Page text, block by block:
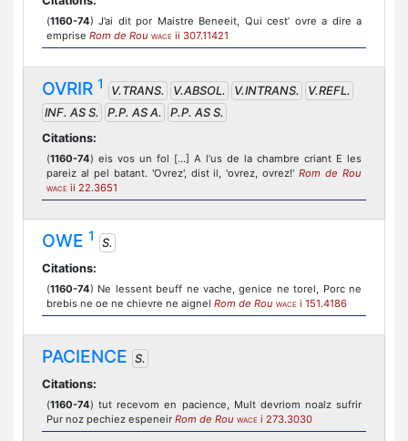
(1160-74) J’ai dit por Maistre Beneeit, Qui cest’ ovre a dire a
emprise Rom de Rou WACE ii 307.11421
OVRIR 1 V.TRANS. V.ABSOL. V.INTRANS.
V.REFL.
INF. AS S.
P.P. AS A.
P.P. AS S.
Citations:
(1160-74) eis vos un fol [...] A l’us de la chambre criant E les
pareiz al pel batant. 'Ovrez', dist il, 'ovrez, ovrez!'Rom de Rou
WACE ii 22.3651
OWE 1
S.
Citations:
(1160-74) Ne lessent beuff ne vache, genice ne torel, Porc ne
brebis ne oe ne chievre ne aignel Rom de Rou WACE i 151.4186
PACIENCE S.
Citations:
(1160-74) tut recevom en pacience, Mult devriom noalz sufrir
Pur noz pechiez espeneir Rom de Rou WACE i 273.3030